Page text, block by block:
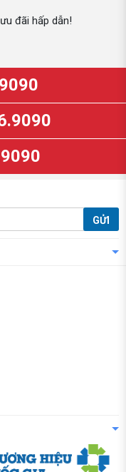
đãi hấp dẫn!
GỬI